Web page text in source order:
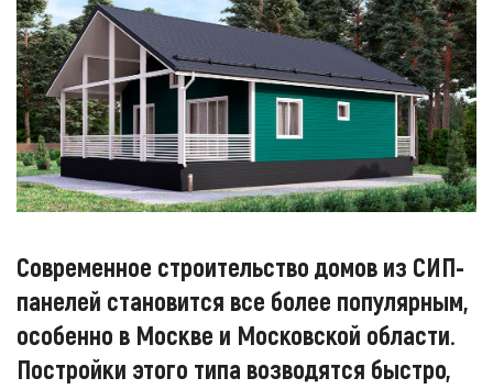
Современное строительство домов из СИП-
панелей становится все более популярным,
особенно в Москве и Московской области.
Постройки этого типа возводятся быстро,